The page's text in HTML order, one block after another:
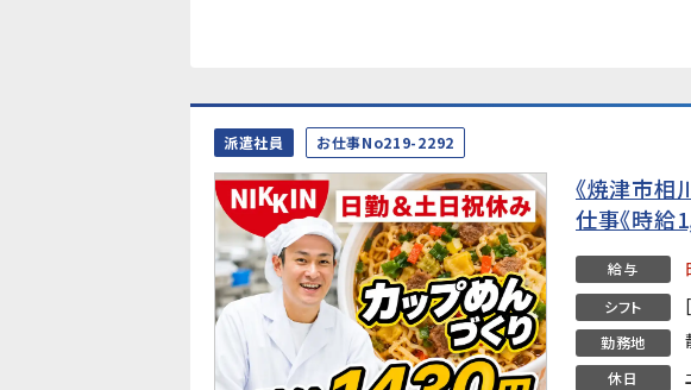
派遣社員 お仕事No219-2292
《焼津市相
仕事《時給
給与
シフト
勤務地
休日